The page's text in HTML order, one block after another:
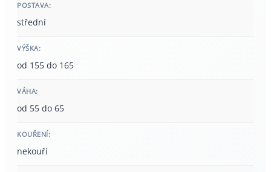
POSTAVA:
střední
VÝŠKA:
od 155 do 165
VÁHA:
od 55 do 65
KOUŘENÍ:
nekouří